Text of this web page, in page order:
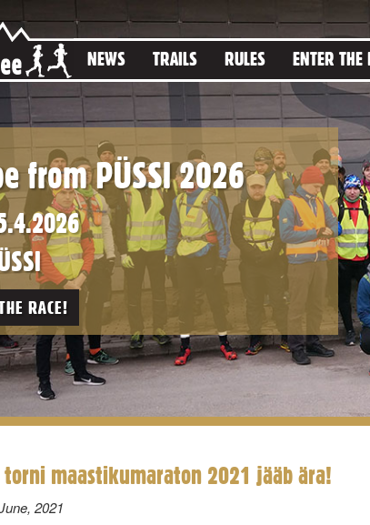
NEWS TRAILS RULES ENTER THE
from PÜSSI 2026
RACE!
torni maastikumaraton 2021 jääb ära!
2021